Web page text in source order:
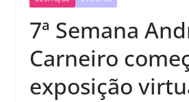
7ª Semana
Carneiro
exposição